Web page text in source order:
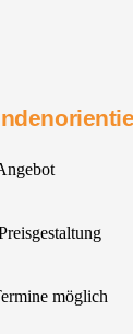
möglich